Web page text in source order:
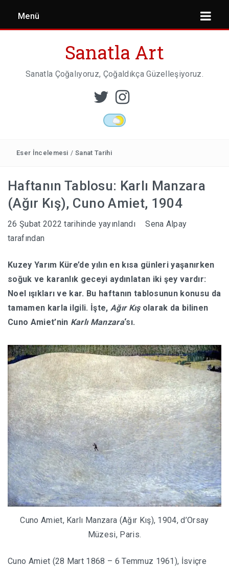
Menü
MIMARI
Sanatla Art
Sanatla Çoğalıyoruz, Çoğaldıkça Güzelleşiyoruz.
Eser İncelemesi / Sanat Tarihi
Haftanın Tablosu: Karlı Manzara
(Ağır Kış), Cuno Amiet, 1904
26 Şubat 2022 tarihinde yayınlandı
Sena Alpay
tarafından
Kuzey Yarım Küre’de yılın en kısa günleri yaşanırken
soğuk ve karanlık geceyi aydınlatan iki şey vardır:
Noel ışıkları ve kar. Bu haftanın tablosunun konusu da
tamamen karla ilgili. İşte, Ağır Kışolarak da bilinen
Cuno Amiet’nin Karlı Manzara‘sı.
Cuno Amiet, Karlı Manzara (Ağır Kış), 1904, d’Orsay
Müzesi, Paris.
Cuno Amiet (28 Mart 1868 – 6 Temmuz 1961), İsviçre